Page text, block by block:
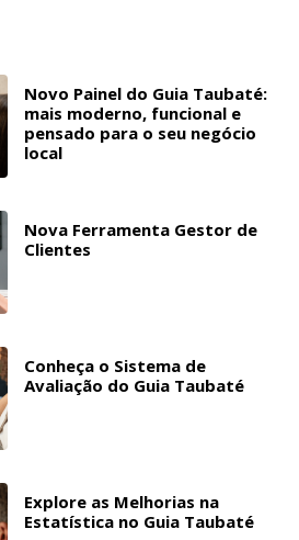
Novo Painel do Guia Taubaté:
mais moderno, funcional e
pensado para o seu negócio
local
Nova Ferramenta Gestor de
Clientes
Conheça o Sistema de
Avaliação do Guia Taubaté
Explore as Melhorias na
Estatística no Guia Taubaté